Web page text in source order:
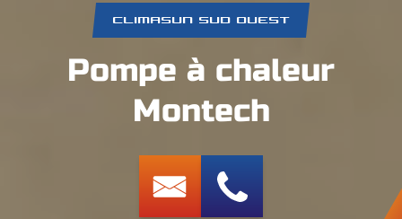
CLIMASUN SUD OUEST
Pompe à chaleur
Montech